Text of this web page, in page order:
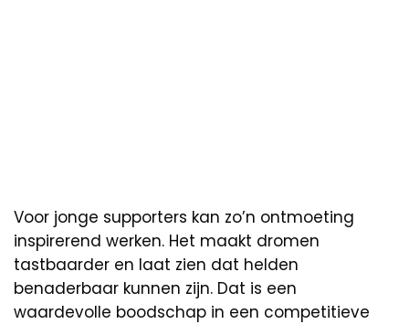
Voor jonge supporters kan zo’n ontmoeting
inspirerend werken. Het maakt dromen
tastbaarder en laat zien dat helden
benaderbaar kunnen zijn. Dat is een
waardevolle boodschap in een competitieve